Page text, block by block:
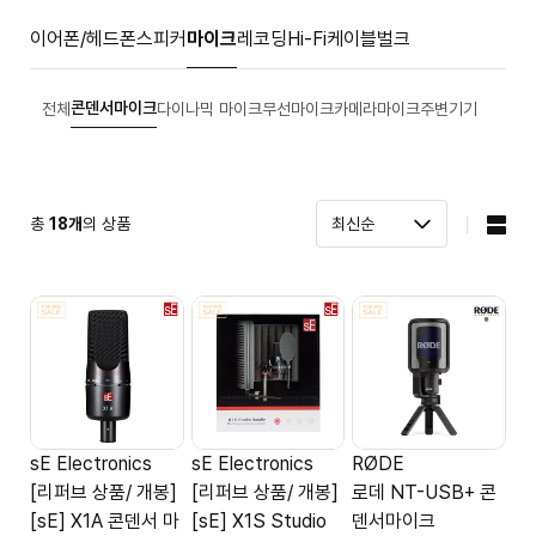
이어폰/헤드폰스피커마이크레코딩Hi-Fi케이블벌크
전체콘덴서마이크다이나믹 마이크무선마이크카메라마이크주변기기
총 18개의 상품
sE Electronics
[리퍼브 상품/ 개봉]
[sE] X1A 콘덴서 마
sE Electronics
[리퍼브 상품/ 개봉]
[sE] X1S Studio
RØDE
로데 NT-USB+ 콘
덴서마이크